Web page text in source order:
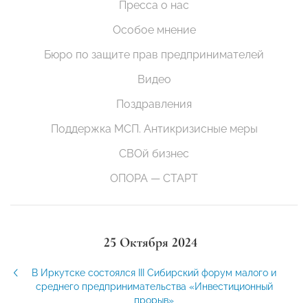
Пресса о нас
Особое мнение
Бюро по защите прав предпринимателей
Видео
Поздравления
Поддержка МСП. Антикризисные меры
СВОй бизнес
ОПОРА — СТАРТ
25 Октября 2024
В Иркутске состоялся III Сибирский форум малого и
среднего предпринимательства «Инвестиционный
прорыв»